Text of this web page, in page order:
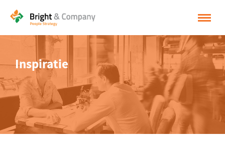
OPLOSSINGEN
CASES
INSPIRATIE
OVER BRIGHT & COMPANY
Inspiratie